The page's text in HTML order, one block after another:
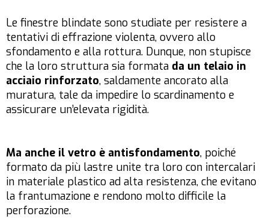
Le finestre blindate sono studiate per resistere a
tentativi di effrazione violenta, ovvero allo
sfondamento e alla rottura. Dunque, non stupisce
che la loro struttura sia formata da un telaio in
acciaio rinforzato, saldamente ancorato alla
muratura, tale da impedire lo scardinamento e
assicurare un’elevata rigidità.
Ma anche il vetro è antisfondamento, poiché
formato da più lastre unite tra loro con intercalari
in materiale plastico ad alta resistenza, che evitano
la frantumazione e rendono molto difficile la
perforazione.